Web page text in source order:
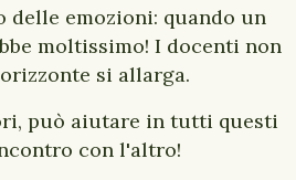
emozioni: quando un
moltissimo! I docenti non
si allarga.
può aiutare in tutti questi
con l'altro!